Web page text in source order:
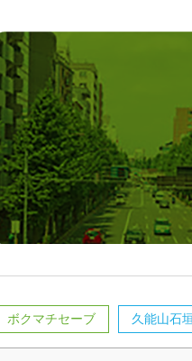
ボクマチセーブ 久能山石